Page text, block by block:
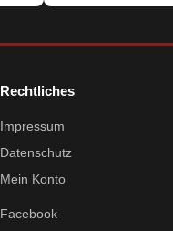
Rechtliches
Impressum
Datenschutz
Mein Konto
Facebook